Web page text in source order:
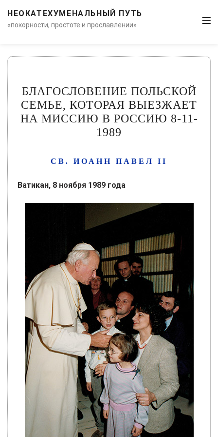
НЕОКАТЕХУМЕНАЛЬНЫЙ ПУТЬ
«покорности, простоте и прославлении»
БЛАГОСЛОВЕНИЕ ПОЛЬСКОЙ
СЕМЬЕ, КОТОРАЯ ВЫЕЗЖАЕТ
НА МИССИЮ В РОССИЮ 8-11-
1989
СВ. ИОАНН ПАВЕЛ II
Ватикан, 8 ноября 1989 года